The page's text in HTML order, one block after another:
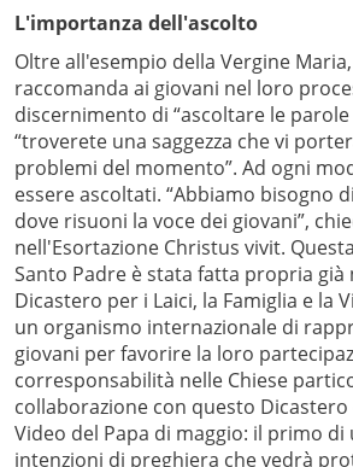
L'importanza dell'ascolto
Oltre all'esempio della Vergine
raccomanda ai giovani nel loro
discernimento di “ascoltare le parole
“troverete una saggezza che vi
problemi del momento”. Ad ogni
essere ascoltati. “Abbiamo bisogno
dove risuoni la voce dei giovani”,
nell'Esortazione Christus vivit.
Santo Padre è stata fatta propria già
Dicastero per i Laici, la Famiglia e la
un organismo internazionale di
giovani per favorire la loro
corresponsabilità nelle Chiese
collaborazione con questo Dicastero
Video del Papa di maggio: il primo
intenzioni di preghiera che vedrà